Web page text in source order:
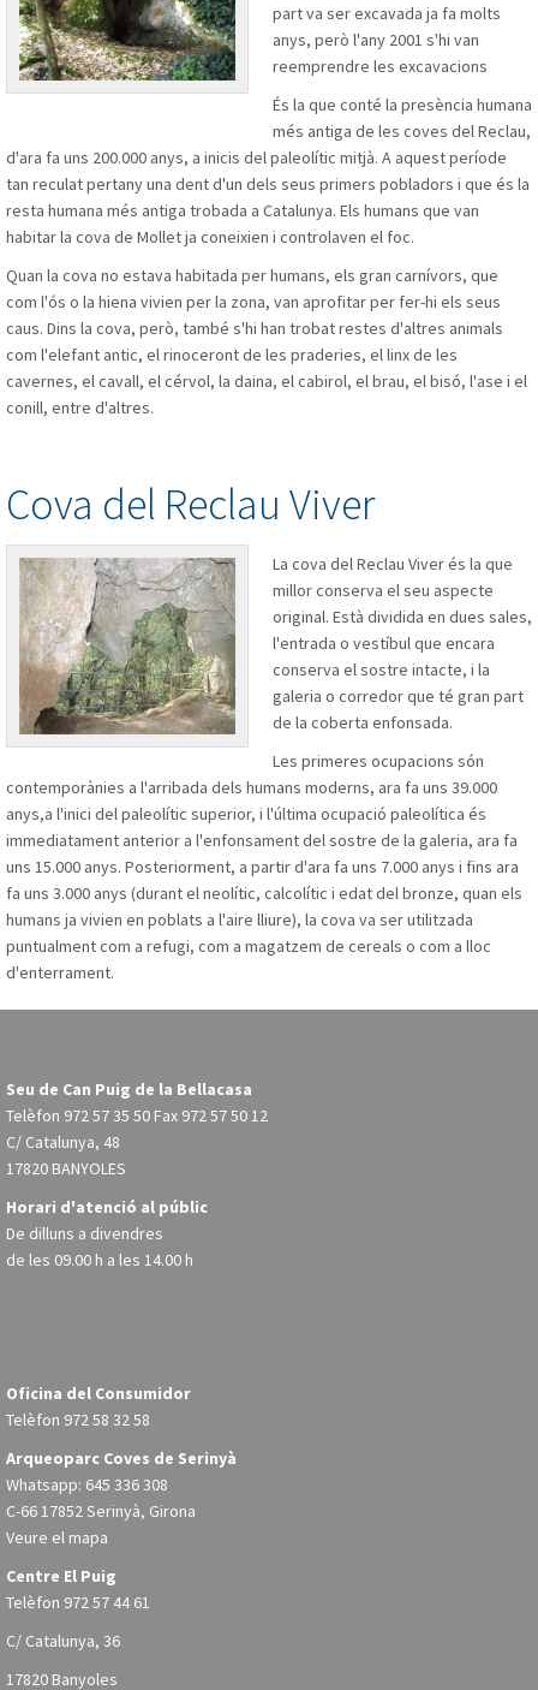
part va ser excavada ja fa molts
anys, però l'any 2001 s'hi van
reemprendre les excavacions
És la que conté la presència humana
més antiga de les coves del Reclau,
d'ara fa uns 200.000 anys, a inicis del paleolític mitjà. A aquest període
tan reculat pertany una dent d'un dels seus primers pobladors i que és la
resta humana més antiga trobada a Catalunya. Els humans que van
habitar la cova de Mollet ja coneixien i controlaven el foc.
Quan la cova no estava habitada per humans, els gran carnívors, que
com l'ós o la hiena vivien per la zona, van aprofitar per fer-hi els seus
caus. Dins la cova, però, també s'hi han trobat restes d'altres animals
com l'elefant antic, el rinoceront de les praderies, el linx de les
cavernes, el cavall, el cérvol, la daina, el cabirol, el brau, el bisó, l'ase i el
conill, entre d'altres.
Cova del Reclau Viver
La cova del Reclau Viver és la que
millor conserva el seu aspecte
original. Està dividida en dues sales,
l'entrada o vestíbul que encara
conserva el sostre intacte, i la
galeria o corredor que té gran part
de la coberta enfonsada.
Les primeres ocupacions són
contemporànies a l'arribada dels humans moderns, ara fa uns 39.000
anys,a l'inici del paleolític superior, i l'última ocupació paleolítica és
immediatament anterior a l'enfonsament del sostre de la galeria, ara fa
uns 15.000 anys. Posteriorment, a partir d'ara fa uns 7.000 anys i fins ara
fa uns 3.000 anys (durant el neolític, calcolític i edat del bronze, quan els
humans ja vivien en poblats a l'aire lliure), la cova va ser utilitzada
puntualment com a refugi, com a magatzem de cereals o com a lloc
d'enterrament.
Seu de Can Puig de la Bellacasa
Telèfon 972 57 35 50 Fax 972 57 50 12
C/ Catalunya, 48
17820 BANYOLES
Horari d'atenció al públic
De dilluns a divendres
de les 09.00 h a les 14.00 h
Oficina del Consumidor
Telèfon 972 58 32 58
Arqueoparc Coves de Serinyà
Whatsapp: 645 336 308
C-66 17852 Serinyà, Girona
Veure el mapa
Centre El Puig
Telèfon 972 57 44 61
C/ Catalunya, 36
17820 Banyoles